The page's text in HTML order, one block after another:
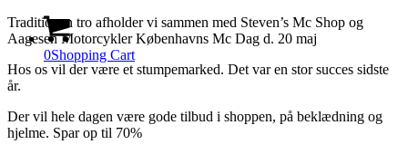
0Shopping Cart
Traditionen tro afholder vi sammen med Steven’s Mc Shop og
Aagesen Motorcykler Københavns Mc Dag d. 20 maj
Hos os vil der være et stumpemarked. Det var en stor succes sidste
år.
Der vil hele dagen være gode tilbud i shoppen, på beklædning og
hjelme. Spar op til 70%